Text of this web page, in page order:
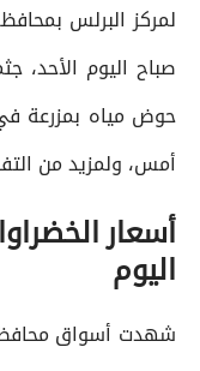
لمركز البرلس
حوض مياه بمزرعة
أمس، ولمزيد من
أسعار
اليوم